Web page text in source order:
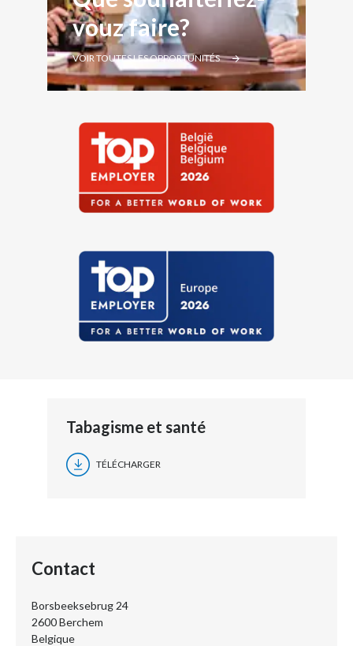
vouz faire?
VOIR TOUTES LES OPPORTUNITÉS
Tabagisme et santé
TÉLÉCHARGER
Contact
Borsbeeksebrug 24
2600 Berchem
Belgique